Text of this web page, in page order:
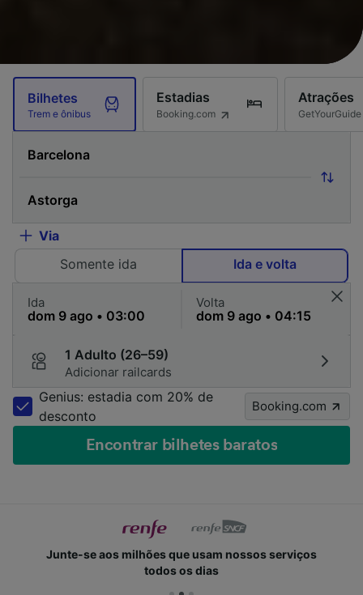
Bilhetes
Trem e ônibus
Estadias
Booking.com
Atrações
GetYourGuide
Via
Somente ida
Ida e volta
Ida Volta
1 Adulto (26–59)
Adicionar railcards
Genius: estadia com 20% de
desconto
Booking.com
Encontrar bilhetes baratos
Junte-se aos milhões que usam nossos serviços
todos os dias